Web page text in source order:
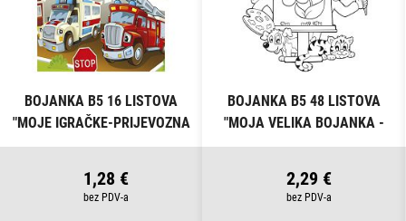
BOJANKA B5 16 LISTOVA
"MOJE IGRAČKE-PRIJEVOZNA
SREDSTVA" CONNECT
1,28 €
BOJANKA B5 48 LISTOVA
"MOJA VELIKA BOJANKA -
ŠARENI SVIJET" CONNECT
2,29 €